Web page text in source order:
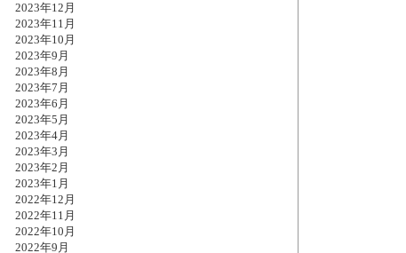
2023年12月
2023年11月
2023年10月
2023年9月
2023年8月
2023年7月
2023年6月
2023年5月
2023年4月
2023年3月
2023年2月
2023年1月
2022年12月
2022年11月
2022年10月
2022年9月